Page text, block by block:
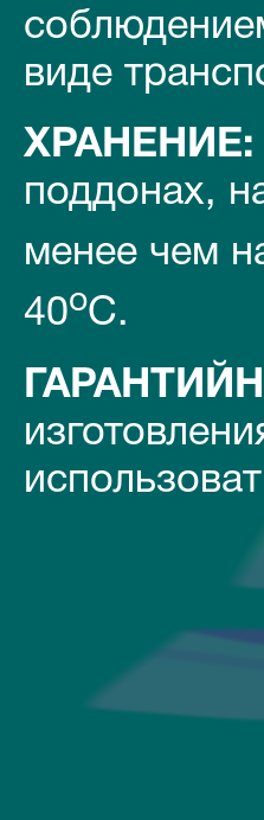
виде
ХРАНЕНИЕ:
поддонах,
менее чем
40oС.